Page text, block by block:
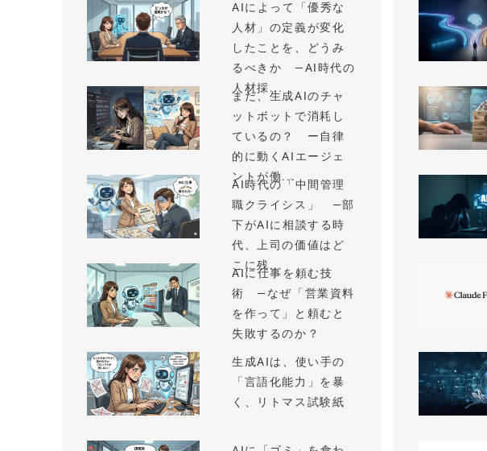
AIによって「優秀な
人材」の定義が変化
したことを、どうみ
るべきか —AI時代の
人材採...
まだ、生成AIのチャ
ットボットで消耗し
ているの？ ー自律
的に動くAIエージェ
ントが働...
AI時代の「中間管理
職クライシス」 —部
下がAIに相談する時
代、上司の価値はど
こに残...
AIに仕事を頼む技
術 —なぜ「営業資料
を作って」と頼むと
失敗するのか？
生成AIは、使い手の
「言語化能力」を暴
く、リトマス試験紙